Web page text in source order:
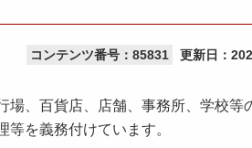
コンテンツ番号：85831 更新日：
、百貨店、店舗、事務所、学校等
を義務付けています。